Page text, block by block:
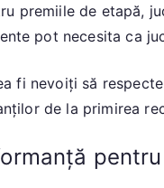
premiile de etapă,
pot necesita ca
fi nevoiți să
de la primirea